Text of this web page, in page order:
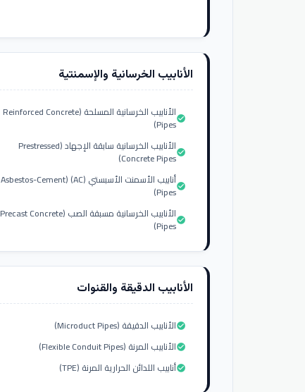
الأنابيب الخرسانية والإسمنتية
الأنابيب الخرسانية المسلحة (Reinforced Concrete
Pipes)check_circle
الأنابيب الخرسانية سابقة الإجهاد (Prestressed
Concrete Pipes)check_circle
أنابيب الأسمنت الأسبستي (AC) (Asbestos-Cement
Pipes)check_circle
الأنابيب الخرسانية مسبقة الصب (Precast Concrete
Pipes)check_circle
الأنابيب الدقيقة والقنوات
الأنابيب الدقيقة (Microduct Pipes)check_circle
الأنابيب المرنة (Flexible Conduit Pipes)check_circle
أنابيب اللدائن الحرارية المرنة (TPE)check_circle